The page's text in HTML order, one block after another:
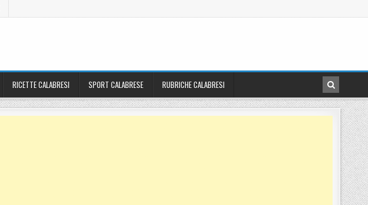
RICETTE CALABRESI SPORT CALABRESE RUBRICHE CALABRESI